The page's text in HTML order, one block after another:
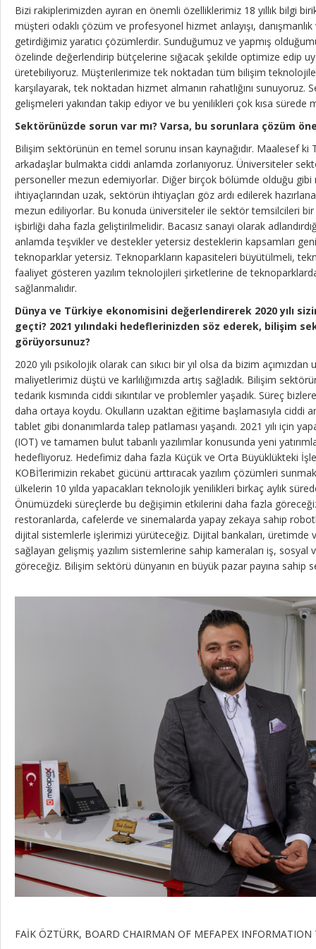
Bizi rakiplerimizden ayıran en önemli özelliklerimiz 18 yıllık bilgi
müşteri odaklı çözüm ve profesyonel hizmet anlayışı,
getirdiğimiz yaratıcı çözümlerdir. Sunduğumuz ve yapmış
özelinde değerlendirip bütçelerine sığacak şekilde optimize edip
üretebiliyoruz. Müşterilerimize tek noktadan tüm bilişim
karşılayarak, tek noktadan hizmet almanın rahatlığını sunuyoruz.
gelişmeleri yakından takip ediyor ve bu yenilikleri çok kısa
Sektörünüzde sorun var mı? Varsa, bu sorunlara çözüm
Bilişim sektörünün en temel sorunu insan kaynağıdır. Maalesef ki
arkadaşlar bulmakta ciddi anlamda zorlanıyoruz. Üniversiteler
personeller mezun edemiyorlar. Diğer birçok bölümde olduğu
ihtiyaçlarından uzak, sektörün ihtiyaçları göz ardı edilerek
mezun ediliyorlar. Bu konuda üniversiteler ile sektör temsilcileri
işbirliği daha fazla geliştirilmelidir. Bacasız sanayi olarak
anlamda teşvikler ve destekler yetersiz desteklerin kapsamları
teknoparklar yetersiz. Teknoparkların kapasiteleri büyütülmeli,
faaliyet gösteren yazılım teknolojileri şirketlerine de
sağlanmalıdır.
Dünya ve Türkiye ekonomisini değerlendirerek 2020 yılı
geçti? 2021 yılındaki hedeflerinizden söz ederek, bilişim
görüyorsunuz?
2020 yılı psikolojik olarak can sıkıcı bir yıl olsa da bizim
maliyetlerimiz düştü ve karlılığımızda artış sağladık. Bilişim
tedarik kısmında ciddi sıkıntılar ve problemler yaşadık. Süreç
daha ortaya koydu. Okulların uzaktan eğitime başlamasıyla ciddi
tablet gibi donanımlarda talep patlaması yaşandı. 2021 yılı için
(IOT) ve tamamen bulut tabanlı yazılımlar konusunda yeni
hedefliyoruz. Hedefimiz daha fazla Küçük ve Orta Büyüklükteki
KOBİ’lerimizin rekabet gücünü arttıracak yazılım çözümleri
ülkelerin 10 yılda yapacakları teknolojik yenilikleri birkaç aylık
Önümüzdeki süreçlerde bu değişimin etkilerini daha fazla
restoranlarda, cafelerde ve sinemalarda yapay zekaya sahip
dijital sistemlerle işlerimizi yürüteceğiz. Dijital bankaları, üretimde
sağlayan gelişmiş yazılım sistemlerine sahip kameraları iş, sosyal
göreceğiz. Bilişim sektörü dünyanın en büyük pazar payına sahip
FAİK ÖZTÜRK, BOARD CHAIRMAN OF MEFAPEX INFORMATION